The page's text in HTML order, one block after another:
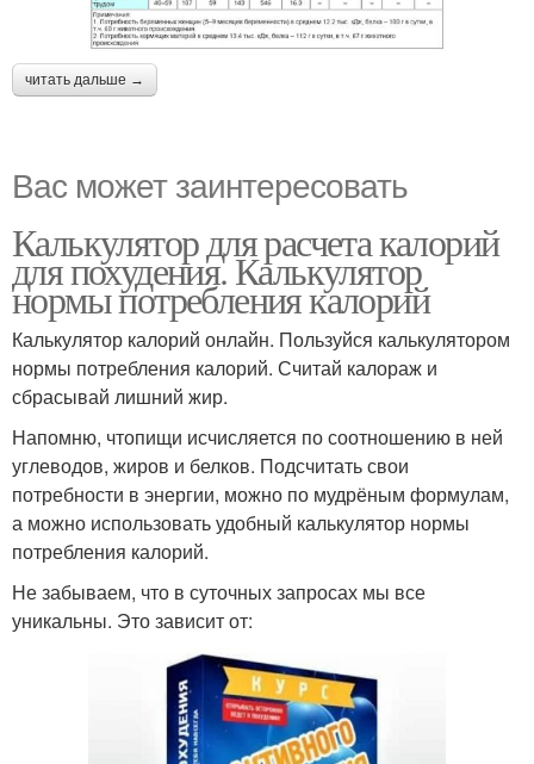
читать дальше →
Вас может заинтересовать
Калькулятор для расчета калорий
для похудения. Калькулятор
нормы потребления калорий
Калькулятор калорий онлайн. Пользуйся калькулятором
нормы потребления калорий. Считай калораж и
сбрасывай лишний жир.
Напомню, чтопищи исчисляется по соотношению в ней
углеводов, жиров и белков. Подсчитать свои
потребности в энергии, можно по мудрёным формулам,
а можно использовать удобный калькулятор нормы
потребления калорий.
Не забываем, что в суточных запросах мы все
уникальны. Это зависит от: